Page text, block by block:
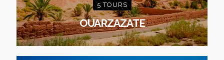
5 TOURS
OUARZAZATE